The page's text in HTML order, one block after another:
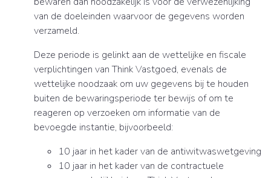
van de doeleinden waarvoor de gegevens worden
verzameld.
Deze periode is gelinkt aan de wettelijke en fiscale
verplichtingen van Think Vastgoed, evenals de
wettelijke noodzaak om uw gegevens bij te houden
buiten de bewaringsperiode ter bewijs of om te
reageren op verzoeken om informatie van de
bevoegde instantie, bijvoorbeeld:
10 jaar in het kader van de antiwitwaswetgeving
10 jaar in het kader van de contractuele